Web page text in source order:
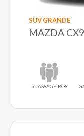
SUV GRANDE
MAZDA
5 PASSAGEIROS